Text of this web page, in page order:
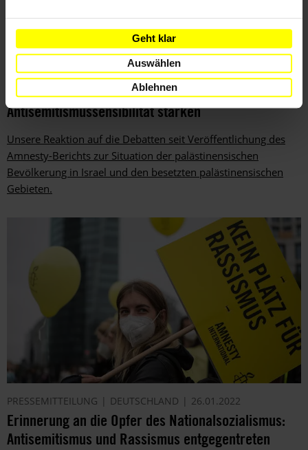
Geht klar
Auswählen
Ablehnen
AKTUELL 04.02.2022
Menschenrechte schützen,
Antisemitismussensibilität stärken
Unsere Reaktion auf die Debatten seit Veröffentlichung des
Amnesty-Berichts zur Situation der palästinensischen
Bevölkerung in Israel und den besetzten palästinensischen
Gebieten.
PRESSEMITTEILUNG DEUTSCHLAND 26.01.2022
Erinnerung an die Opfer des Nationalsozialismus:
Antisemitismus und Rassismus entgegentreten